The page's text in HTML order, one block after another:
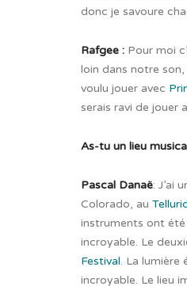
donc je savoure
Rafgee : Pour moi
loin dans notre
voulu jouer avec
serais ravi de jouer
As-tu un lieu
Pascal Danaë: J’ai
Colorado, au
instruments ont
incroyable. Le
Festival. La lumière
incroyable. Le lieu